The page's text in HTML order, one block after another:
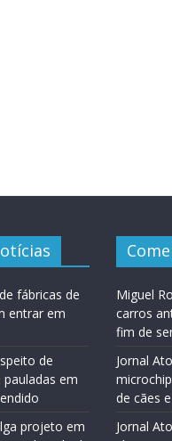
fábricas de
entrar em
de
em
projeto em
Miguel
carros
fim de
Jornal
de cães
Jornal